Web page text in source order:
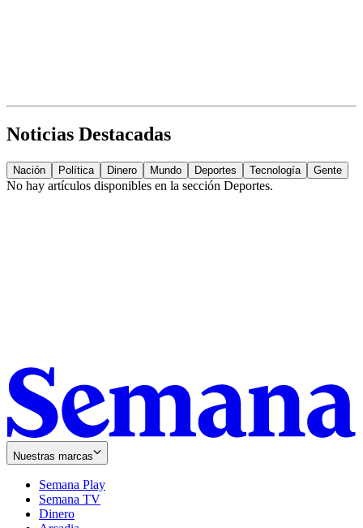
Noticias Destacadas
Nación Política Dinero Mundo Deportes Tecnología Gente
No hay artículos disponibles en la sección Deportes.
Nuestras marcas
Semana Play
Semana TV
Dinero